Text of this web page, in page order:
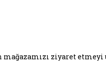
ziyaret etmeyi